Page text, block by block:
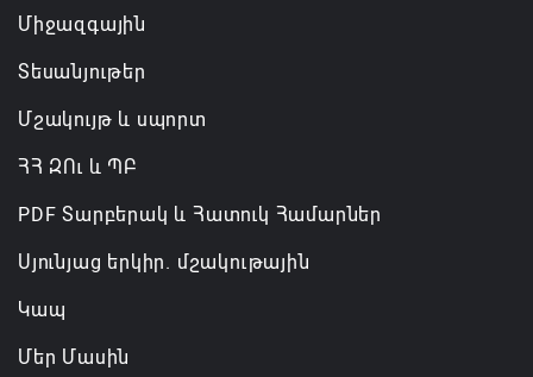
նախարարությունների անվանումները
06.08.2026 12:45
Միջազգային
Տեսանյութեր
Մշակույթ և սպորտ
ՀՀ ԶՈւ և ՊԲ
PDF Տարբերակ և Հատուկ Համարներ
Սյունյաց երկիր. մշակութային
Կապ
Մեր Մասին